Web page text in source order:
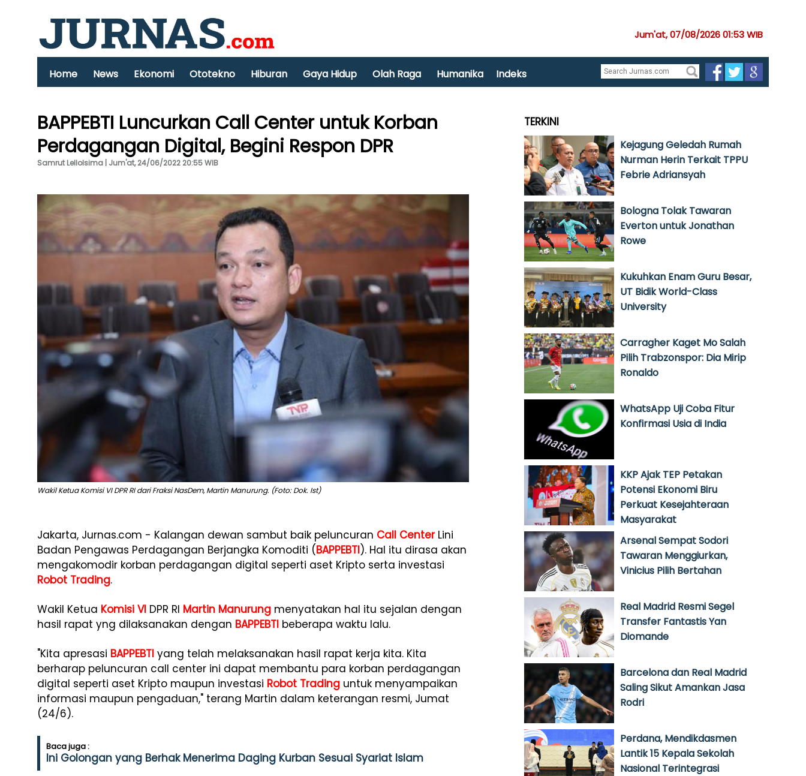
Jum'at, 07/08/2026 01:53 WIB
Home News Ekonomi Ototekno Hiburan Gaya Hidup Olah Raga Humanika Indeks
BAPPEBTI Luncurkan Call Center untuk Korban
Perdagangan Digital, Begini Respon DPR
Samrut Lellolsima | Jum'at, 24/06/2022 20:55 WIB
Wakil Ketua Komisi VI DPR RI dari Fraksi NasDem, Martin Manurung. (Foto: Dok. Ist)
Jakarta, Jurnas.com - Kalangan dewan sambut baik peluncuran Call CenterLini
Badan Pengawas Perdagangan Berjangka Komoditi (BAPPEBTI). Hal itu dirasa akan
mengakomodir korban perdagangan digital seperti aset Kripto serta investasi
Robot Trading.
Wakil Ketua Komisi VI DPR RI Martin Manurung menyatakan hal itu sejalan dengan
hasil rapat yng dilaksanakan dengan BAPPEBTI beberapa waktu lalu.
"Kita apresasi BAPPEBTI yang telah melaksanakan hasil rapat kerja kita. Kita
berharap peluncuran call center ini dapat membantu para korban perdagangan
digital seperti aset Kripto maupun investasi Robot Trading untuk menyampaikan
informasi maupun pengaduan," terang Martin dalam keterangan resmi, Jumat
(24/6).
Baca juga :
Ini Golongan yang Berhak Menerima Daging Kurban Sesuai Syariat Islam
TERKINI
Kejagung Geledah Rumah
Nurman Herin Terkait TPPU
Febrie Adriansyah
Bologna Tolak Tawaran
Everton untuk Jonathan
Rowe
Kukuhkan Enam Guru Besar,
UT Bidik World-Class
University
Carragher Kaget Mo Salah
Pilih Trabzonspor: Dia Mirip
Ronaldo
WhatsApp Uji Coba Fitur
Konfirmasi Usia di India
KKP Ajak TEP Petakan
Potensi Ekonomi Biru
Perkuat Kesejahteraan
Masyarakat
Arsenal Sempat Sodori
Tawaran Menggiurkan,
Vinicius Pilih Bertahan
Real Madrid Resmi Segel
Transfer Fantastis Yan
Diomande
Barcelona dan Real Madrid
Saling Sikut Amankan Jasa
Rodri
Perdana, Mendikdasmen
Lantik 15 Kepala Sekolah
Nasional Terintegrasi